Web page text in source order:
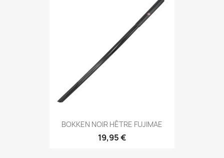
 Aperçu rapide
BOKKEN NOIR HÊTRE FUJIMAE
19,95 €